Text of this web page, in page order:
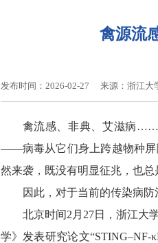
禽源流
发布时间：2026-02-27 来源：浙江大
禽流感、非典、艾滋病……
——病毒从它们身上跨越物种屏
然来袭，既没有明显征兆，也总
因此，对于当前的传染病
北京时间2 月 27日，浙江大
学》发表研究论文“STING–NF-